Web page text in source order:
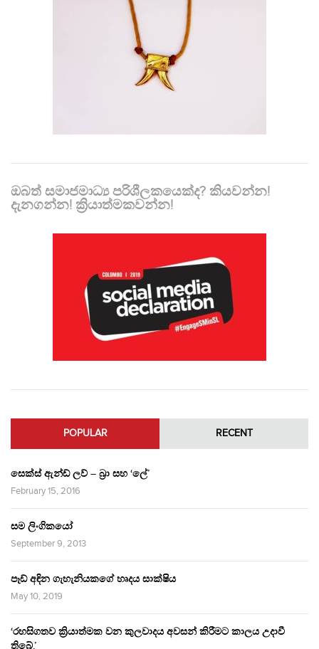
ඔබත් සමාජමාධ්‍ය පරිශීලකයෙක්ද? කියවන්න!
දැනගන්න! ක්‍රියාත්මකවන්න!
POPULAR RECENT
සෙක්ස් ඇන්ඩ් ලව් – බ්‍රා සහ ‘ලේ’
February 15, 2016
සම ලිංගිකයෝ
September 9, 2013
පෑඩ් අඳින ගැහැනියකගේ හෘදය සාක්ෂිය
May 10, 2019
‘රහසිගතව ක්‍රියාත්මක වන කුලවාදය අවසන් කිරීමට කාලය උදාවී
තිබේ.’